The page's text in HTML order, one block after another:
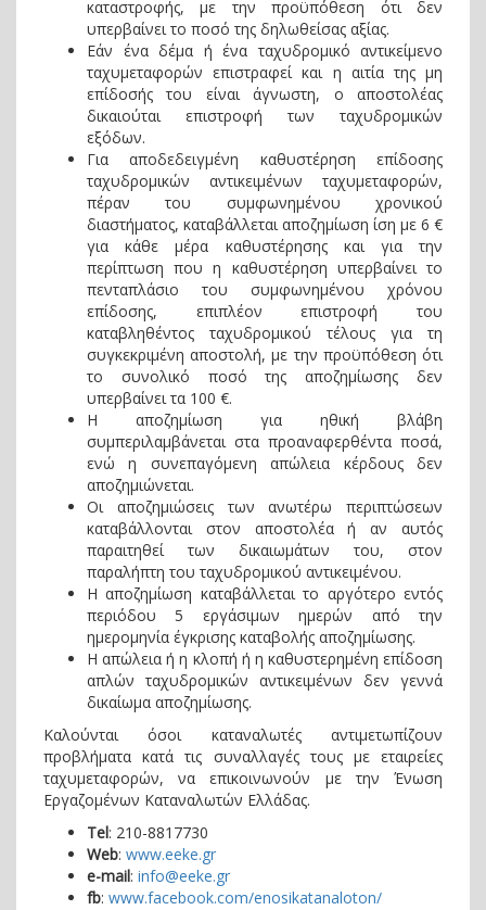
καταστροφής, με την προϋπόθεση ότι δεν
υπερβαίνει το ποσό της δηλωθείσας αξίας.
Εάν ένα δέμα ή ένα ταχυδρομικό αντικείμενο
ταχυμεταφορών επιστραφεί και η αιτία της μη
επίδοσής του είναι άγνωστη, ο αποστολέας
δικαιούται επιστροφή των ταχυδρομικών
εξόδων.
Για αποδεδειγμένη καθυστέρηση επίδοσης
ταχυδρομικών αντικειμένων ταχυμεταφορών,
πέραν του συμφωνημένου χρονικού
διαστήματος, καταβάλλεται αποζημίωση ίση με 6 €
για κάθε μέρα καθυστέρησης και για την
περίπτωση που η καθυστέρηση υπερβαίνει το
πενταπλάσιο του συμφωνημένου χρόνου
επίδοσης, επιπλέον επιστροφή του
καταβληθέντος ταχυδρομικού τέλους για τη
συγκεκριμένη αποστολή, με την προϋπόθεση ότι
το συνολικό ποσό της αποζημίωσης δεν
υπερβαίνει τα 100 €.
Η αποζημίωση για ηθική βλάβη
συμπεριλαμβάνεται στα προαναφερθέντα ποσά,
ενώ η συνεπαγόμενη απώλεια κέρδους δεν
αποζημιώνεται.
Οι αποζημιώσεις των ανωτέρω περιπτώσεων
καταβάλλονται στον αποστολέα ή αν αυτός
παραιτηθεί των δικαιωμάτων του, στον
παραλήπτη του ταχυδρομικού αντικειμένου.
Η αποζημίωση καταβάλλεται το αργότερο εντός
περιόδου 5 εργάσιμων ημερών από την
ημερομηνία έγκρισης καταβολής αποζημίωσης.
Η απώλεια ή η κλοπή ή η καθυστερημένη επίδοση
απλών ταχυδρομικών αντικειμένων δεν γεννά
δικαίωμα αποζημίωσης.
Καλούνται όσοι καταναλωτές αντιμετωπίζουν
προβλήματα κατά τις συναλλαγές τους με εταιρείες
ταχυμεταφορών, να επικοινωνούν με την Ένωση
Εργαζομένων Καταναλωτών Ελλάδας.
Τel: 210-8817730
Web: www.eeke.gr
e-mail: info@eeke.gr
fb: www.facebook.com/enosikatanaloton/